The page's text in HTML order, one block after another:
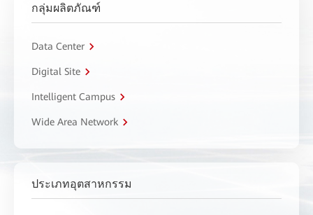
กลุ่มผลิตภัณฑ์
Data Center
Digital Site
Intelligent Campus
Wide Area Network
ประเภทอุตสาหกรรม